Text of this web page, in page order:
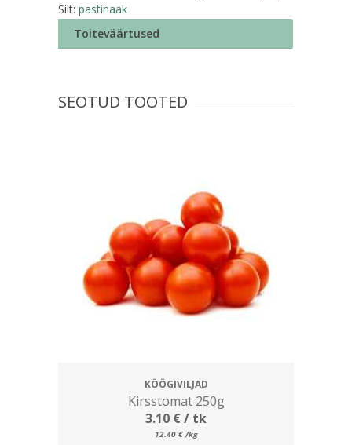
Silt: pastinaak
Toiteväärtused
SEOTUD TOOTED
KÖÖGIVILJAD
Kirsstomat 250g
3.10 €/ tk
12.40 € /kg